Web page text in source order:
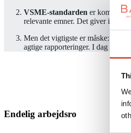
VSME-standarden er kommet
relevante emner. Det giver især
Men det vigtigste er måske:
agtige rapporteringer. I dag har vi
Endelig arbejdsro